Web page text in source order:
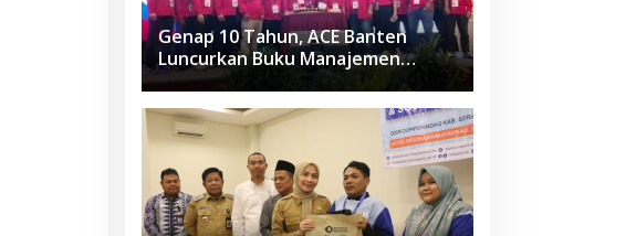
Genap 10 Tahun, ACE Banten
Luncurkan Buku Manajemen
Fasilitas